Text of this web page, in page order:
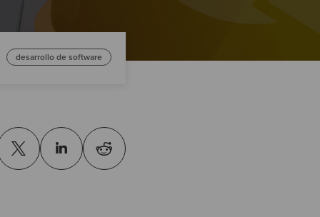
desarrollo de software